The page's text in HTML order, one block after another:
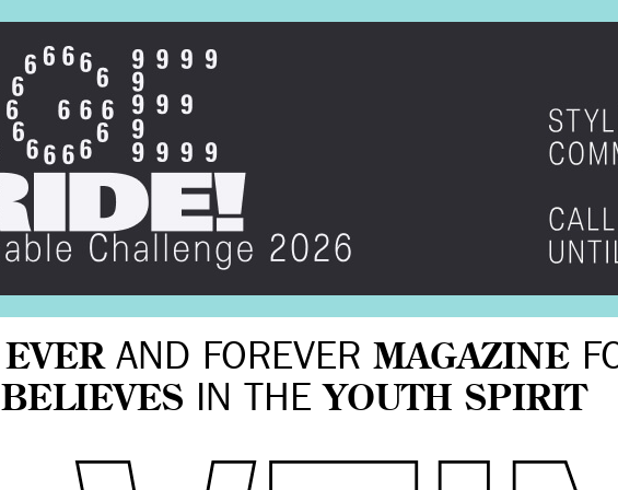
EVERAND FOREVER MAGAZINE
BELIEVES IN THE YOUTH SPIRIT